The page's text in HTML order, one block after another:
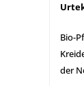
Bio-
der